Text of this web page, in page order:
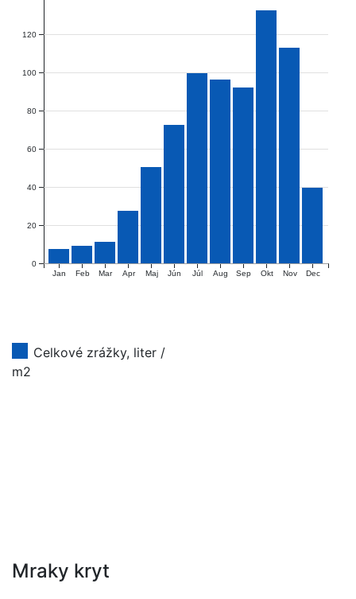
Jan Feb Mar Apr Maj Jún Júl Aug Sep Okt Nov Dec
0
20
40
60
80
100
120
Celkové zrážky, liter /
m2
Mraky kryt